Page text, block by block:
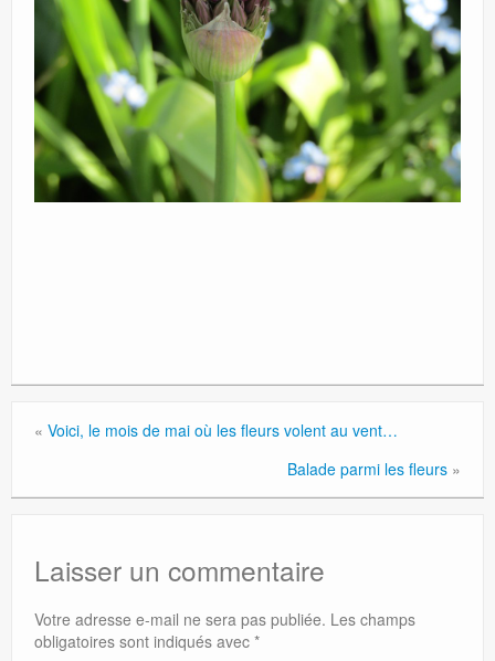
« Voici, le mois de mai où les fleurs volent au vent…
Balade parmi les fleurs »
Laisser un commentaire
Votre adresse e-mail ne sera pas publiée. Les champs
obligatoires sont indiqués avec *